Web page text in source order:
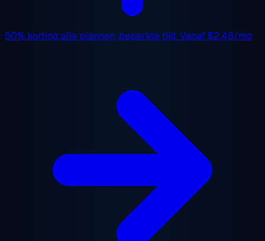
50% korting alle plannen, beperkte tijd. Vanaf$2.48/mo